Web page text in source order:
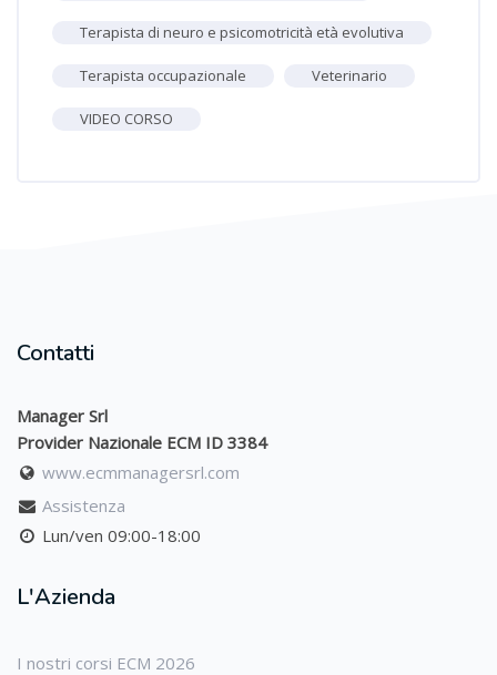
Terapista di neuro e psicomotricità età evolutiva
Terapista occupazionale Veterinario
VIDEO CORSO
Contatti
Manager Srl
Provider Nazionale ECM ID 3384
www.ecmmanagersrl.com
Assistenza
Lun/ven 09:00-18:00
L'Azienda
I nostri corsi ECM 2026